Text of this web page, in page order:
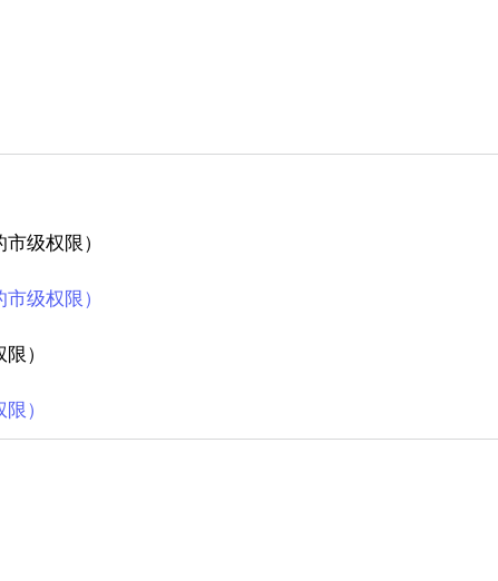
级权限）
级权限）
）
）